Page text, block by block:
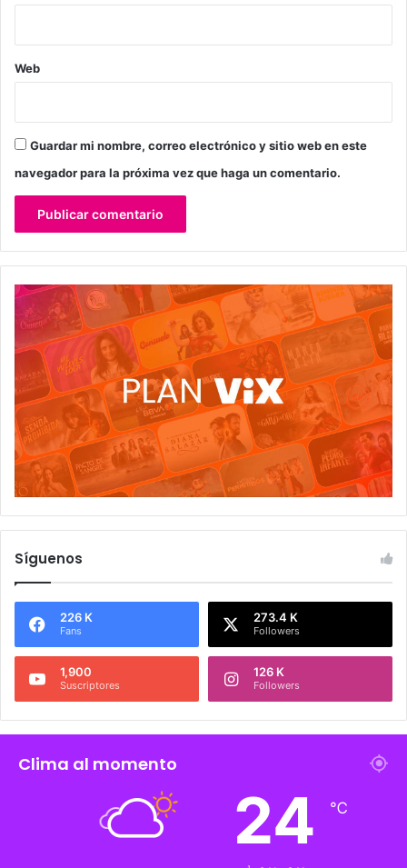
Web
Guardar mi nombre, correo electrónico y sitio web en este
navegador para la próxima vez que haga un comentario.
Síguenos
226 K
Fans
273.4 K
Followers
1,900